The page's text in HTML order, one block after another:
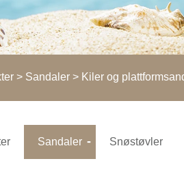
> Sandaler > Kiler og
Sandaler Snøstøvler